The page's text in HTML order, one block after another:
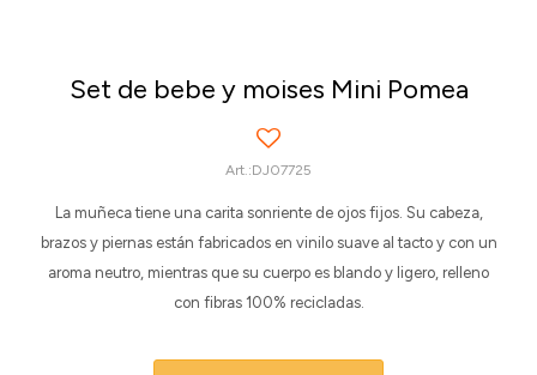
Set de bebe y moises Mini Pomea
DJ07725
La muñeca tiene una carita sonriente de ojos fijos. Su cabeza,
brazos y piernas están fabricados en vinilo suave al tacto y con un
aroma neutro, mientras que su cuerpo es blando y ligero, relleno
con fibras 100% recicladas.